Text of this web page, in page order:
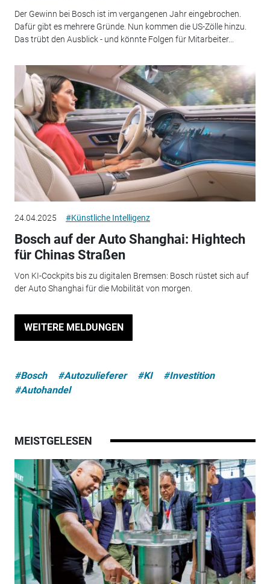
Der Gewinn bei Bosch ist im vergangenen Jahr eingebrochen.
Dafür gibt es mehrere Gründe. Nun kommen die US-Zölle hinzu.
Das trübt den Ausblick - und könnte Folgen für Mitarbeiter...
24.04.2025 #Künstliche Intelligenz
Bosch auf der Auto Shanghai: Hightech
für Chinas Straßen
Von KI-Cockpits bis zu digitalen Bremsen: Bosch rüstet sich auf
der Auto Shanghai für die Mobilität von morgen.
WEITERE MELDUNGEN
#Bosch #Autozulieferer #KI
#Investition
#Autohandel
MEISTGELESEN